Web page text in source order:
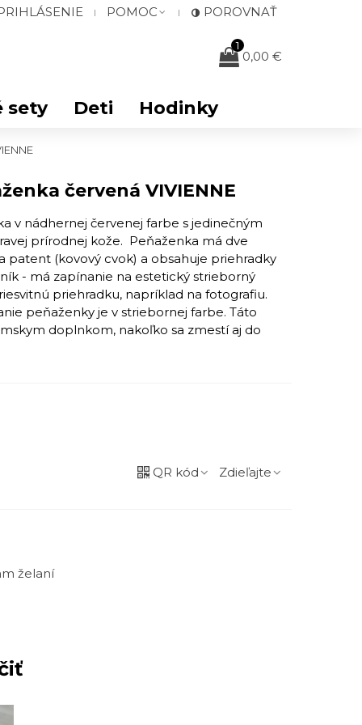
POMOC POROVNAŤ
1
0,00 €
sety Deti Hodinky
červená VIVIENNE
v nádhernej červenej farbe s jedinečným
prírodnej kože. Peňaženka ​má dve
patent (kovový cvok) a obsahuje priehradky
- má zapínanie na estetický strieborný
priehradku, napríklad na fotografiu.
​peňaženky je ​v striebornej farbe. Táto
doplnkom, nakoľko sa zmestí aj do
QR kód Zdieľajte
želaní